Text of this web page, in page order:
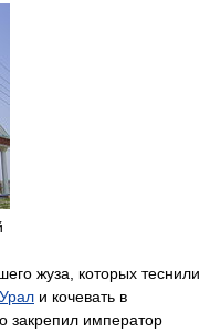
жуза, которых теснили
Урал и кочевать в
закрепил император